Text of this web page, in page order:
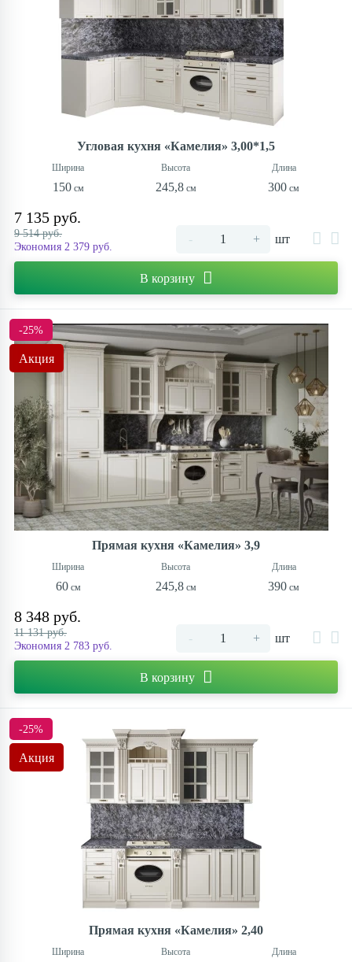
Бренды
Магазины
Комплекты мягкой мебели
Скандинавский стиль
Синие
Фиолетовые
Туалетные столики
Комоды для спальни
ТЦ «Корона Дом»
Угловая кухня «Камелия» 3,00*1,5
150 245,8 300
7 135 руб.
9 514 руб.
Экономия 2 379 руб.
- + шт
В корзину
-25%
Акция
Прямая кухня «Камелия» 3,9
60 245,8 390
8 348 руб.
11 131 руб.
Экономия 2 783 руб.
- + шт
В корзину
-25%
Акция
Прямая кухня «Камелия» 2,40